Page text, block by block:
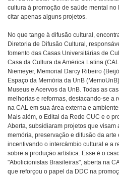
cultura à promoção de saúde mental no
citar apenas alguns projetos.
No que tange à difusão cultural,
Diretoria de Difusão Cultural,
fomento das Casas Universitárias de
Casa da Cultura da América Latina
Niemeyer, Memorial Darcy Ribeiro
Espaço da Memória da UnB
Museus e Acervos da UnB. Todas as
melhorias e reformas, destacando-se a
na CAL em sua área externa e
Mais além, o Edital da Rede CUC e o
Aberta, subsidiaram projetos que visam
memória, preservação e difusão da arte
incentivando o intercâmbio cultural e a
sobre a produção artística. Esse é o
"Abolicionistas Brasileiras", aberta na
que reforçou o papel da DDC na